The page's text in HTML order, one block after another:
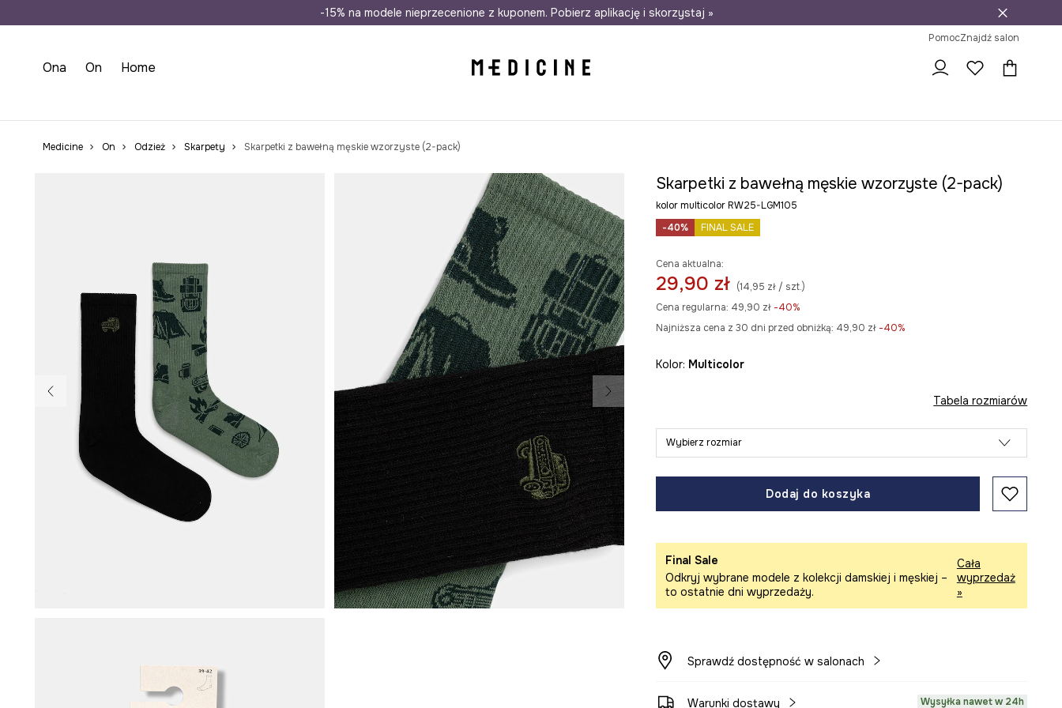
Wysyłka nawet w 24h Darmowa dostawa do salonów 30 dni na zwrot
-15% na modele nieprzecenione z kuponem. Pobierz aplikację i skorzystaj »
PomocZnajdź salon
Ona On Home
Medicine On Odzież Skarpety Skarpetki z bawełną męskie wzorzyste (2-pack)
Skarpetki z bawełną męskie wzorzyste (2-pack)
kolor multicolor RW25-LGM105
-40%
FINAL SALE
Cena aktualna:
29,90 zł (14,95 zł / szt.)
Cena regularna: 49,90 zł-40%
Najniższa cena z 30 dni przed obniżką: 49,90 zł -40%
Kolor: multicolor
Tabela rozmiarów
Wybierz rozmiar
Dodaj do koszyka
Final Sale
Odkryj wybrane modele z kolekcji damskiej i męskiej –
to ostatnie dni wyprzedaży.
Cała
wyprzedaż
»
Sprawdź dostępność w salonach
Warunki dostawy Wysyłka nawet w 24h